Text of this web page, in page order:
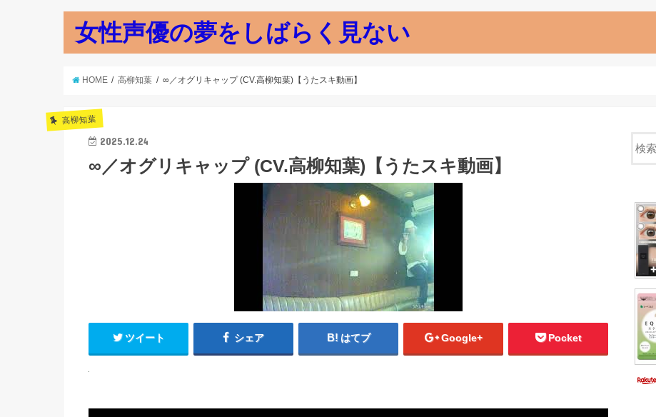
女性声優の夢をしばらく見ない
HOME 高柳知葉 ∞／オグリキャップ (CV.高柳知葉)【うたスキ動画】
高柳知葉
2025.12.24
∞／オグリキャップ (CV.高柳知葉)【うたスキ動画】
ツイート シェア はてブ Google+ Pocket